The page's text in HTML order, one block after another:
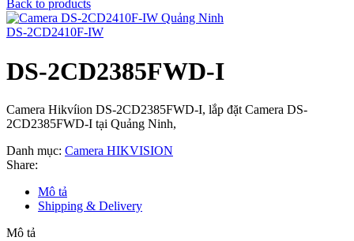
Back to products
DS-2CD2410F-IW
DS-2CD2385FWD-I
Camera Hikvíion DS-2CD2385FWD-I, lắp đặt Camera DS-
2CD2385FWD-I tại Quảng Ninh,
Danh mục: Camera HIKVISION
Share:
Mô tả
Shipping & Delivery
Mô tả